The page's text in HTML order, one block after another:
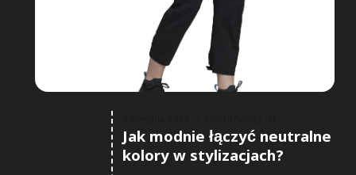
Jak modnie łączyć neutralne
kolory w stylizacjach?